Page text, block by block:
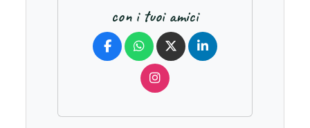
con i tuoi amici